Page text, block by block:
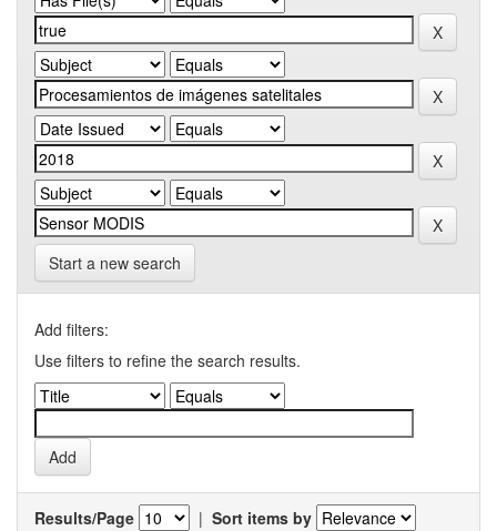
Start a new search
Add filters:
Use filters to refine the search results.
Results/Page | Sort items by